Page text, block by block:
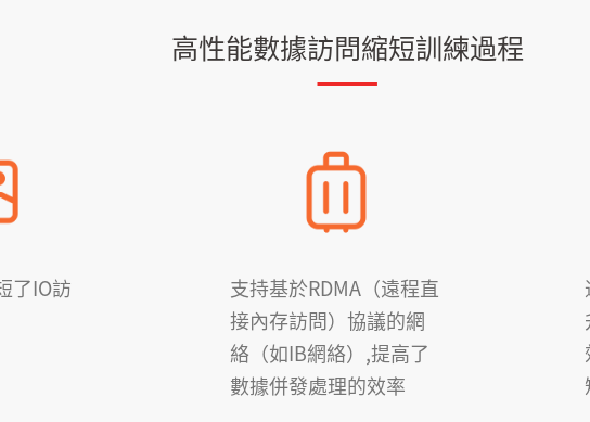
高性能數據訪問縮短訓練過程
了IO訪
支持基於RDMA（遠程直
接內存訪問）協議的網
絡（如IB網絡）,提高了
數據併發處理的效率